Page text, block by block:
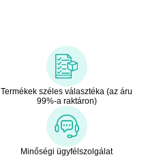
Termékek széles választéka (az áru
99%-a raktáron)
Minőségi ügyfélszolgálat